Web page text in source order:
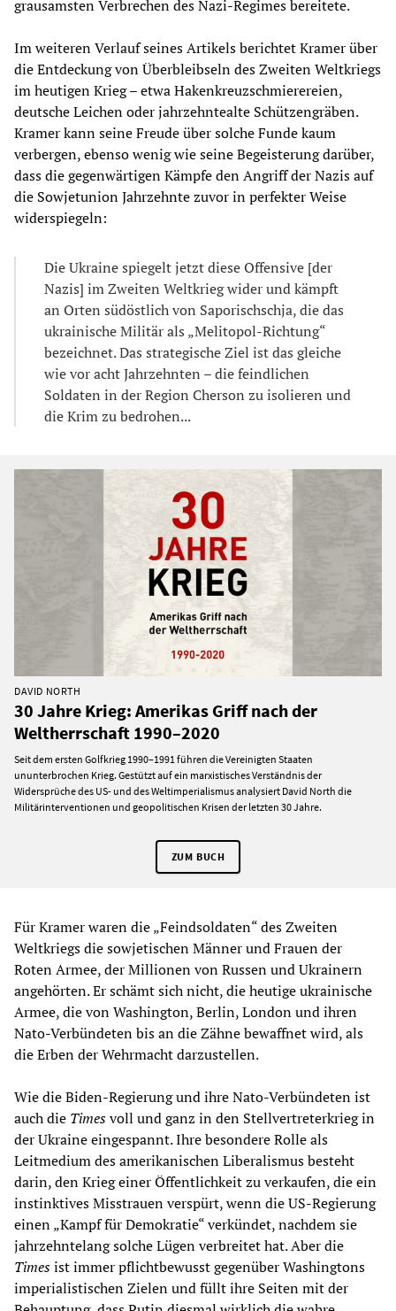
grausamsten Verbrechen des Nazi-Regimes bereitete.
Im weiteren Verlauf seines Artikels berichtet Kramer über
die Entdeckung von Überbleibseln des Zweiten Weltkriegs
im heutigen Krieg – etwa Hakenkreuzschmierereien,
deutsche Leichen oder jahrzehntealte Schützengräben.
Kramer kann seine Freude über solche Funde kaum
verbergen, ebenso wenig wie seine Begeisterung darüber,
dass die gegenwärtigen Kämpfe den Angriff der Nazis auf
die Sowjetunion Jahrzehnte zuvor in perfekter Weise
widerspiegeln:
Die Ukraine spiegelt jetzt diese Offensive [der
Nazis] im Zweiten Weltkrieg wider und kämpft
an Orten südöstlich von Saporischschja, die das
ukrainische Militär als „Melitopol-Richtung“
bezeichnet. Das strategische Ziel ist das gleiche
wie vor acht Jahrzehnten – die feindlichen
Soldaten in der Region Cherson zu isolieren und
die Krim zu bedrohen...
DAVID NORTH
30 Jahre Krieg: Amerikas Griff nach der
Weltherrschaft 1990–2020
Seit dem ersten Golfkrieg 1990–1991 führen die Vereinigten Staaten
ununterbrochen Krieg. Gestützt auf ein marxistisches Verständnis der
Widersprüche des US- und des Weltimperialismus analysiert David North die
Militärinterventionen und geopolitischen Krisen der letzten 30 Jahre.
ZUM BUCH
Für Kramer waren die „Feindsoldaten“ des Zweiten
Weltkriegs die sowjetischen Männer und Frauen der
Roten Armee, der Millionen von Russen und Ukrainern
angehörten. Er schämt sich nicht, die heutige ukrainische
Armee, die von Washington, Berlin, London und ihren
Nato-Verbündeten bis an die Zähne bewaffnet wird, als
die Erben der Wehrmacht darzustellen.
Wie die Biden-Regierung und ihre Nato-Verbündeten ist
auch die Timesvoll und ganz in den Stellvertreterkrieg in
der Ukraine eingespannt. Ihre besondere Rolle als
Leitmedium des amerikanischen Liberalismus besteht
darin, den Krieg einer Öffentlichkeit zu verkaufen, die ein
instinktives Misstrauen verspürt, wenn die US-Regierung
einen „Kampf für Demokratie“ verkündet, nachdem sie
jahrzehntelang solche Lügen verbreitet hat. Aber die
Timesist immer pflichtbewusst gegenüber Washingtons
imperialistischen Zielen und füllt ihre Seiten mit der